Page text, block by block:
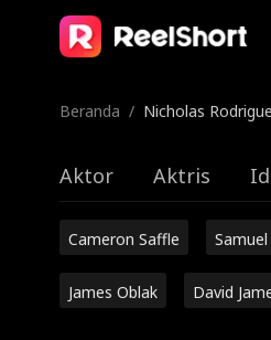
Beranda / Nicholas
Aktor Aktris
Cameron Saffle
James Oblak David